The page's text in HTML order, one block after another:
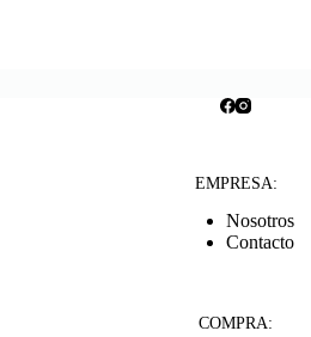
EMPRESA:
Nosotros
Contacto
COMPRA: